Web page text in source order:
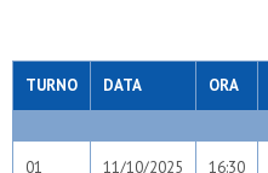
TURNO DATA ORA
01 11/10/2025 16:30